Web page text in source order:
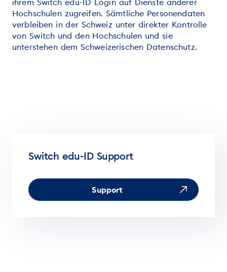
ihrem Switch edu-ID Login auf Dienste anderer
Hochschulen zugreifen. Sämtliche Personendaten
verbleiben in der Schweiz unter direkter Kontrolle
von Switch und den Hochschulen und sie
unterstehen dem Schweizerischen Datenschutz.
Switch edu-ID Support
Support